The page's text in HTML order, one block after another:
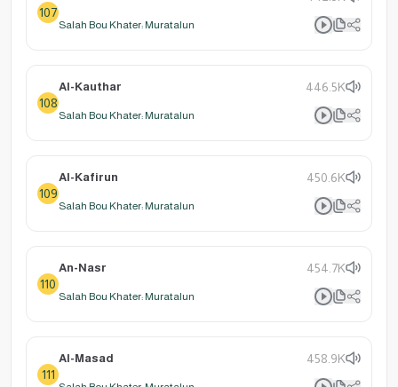
107
Salah Bou Khater: Muratalun
108
Al-Kauthar 446.5K
Salah Bou Khater: Muratalun
109
Al-Kafirun 450.6K
Salah Bou Khater: Muratalun
110
An-Nasr 454.7K
Salah Bou Khater: Muratalun
111
Al-Masad 458.9K